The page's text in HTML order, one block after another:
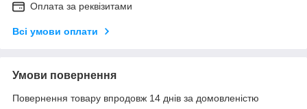
Оплата за реквізитами
Всі умови оплати
Умови повернення
Повернення товару впродовж 14 днів за домовленістю